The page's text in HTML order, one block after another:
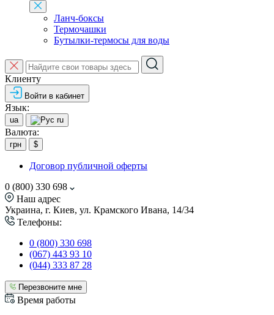
Ланч-боксы
Термочашки
Бутылки-термосы для воды
Клиенту
Войти в кабинет
Язык:
ua ru
Валюта:
грн $
Договор публичной оферты
0 (800) 330 698
Наш адрес
Украина, г. Киев, ул. Крамского Ивана, 14/34
Телефоны:
0 (800) 330 698
(067) 443 93 10
(044) 333 87 28
Перезвоните мне
Время работы